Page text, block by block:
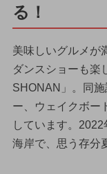
る！
美味しいグルメが
ダンスショーも楽
SHONAN」。同
ー、ウェイクボー
しています。
海岸で、思う存分